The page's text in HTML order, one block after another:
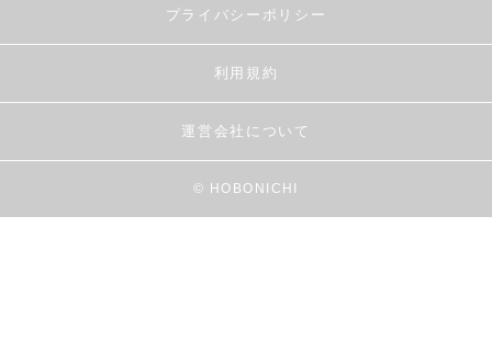
プライバシーポリシー
利用規約
運営会社について
© HOBONICHI